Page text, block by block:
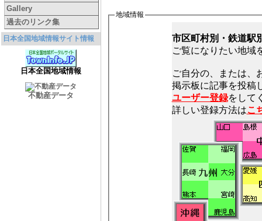
Gallery
過去のリンク集
日本全国地域情報サイト情報
日本全国地域情報
不動産データ
地域情報
市区町村別・鉄道駅
ご覧になりたい地域
ご自分の、または、
ユーザー登録をして
詳しい登録方法はこ